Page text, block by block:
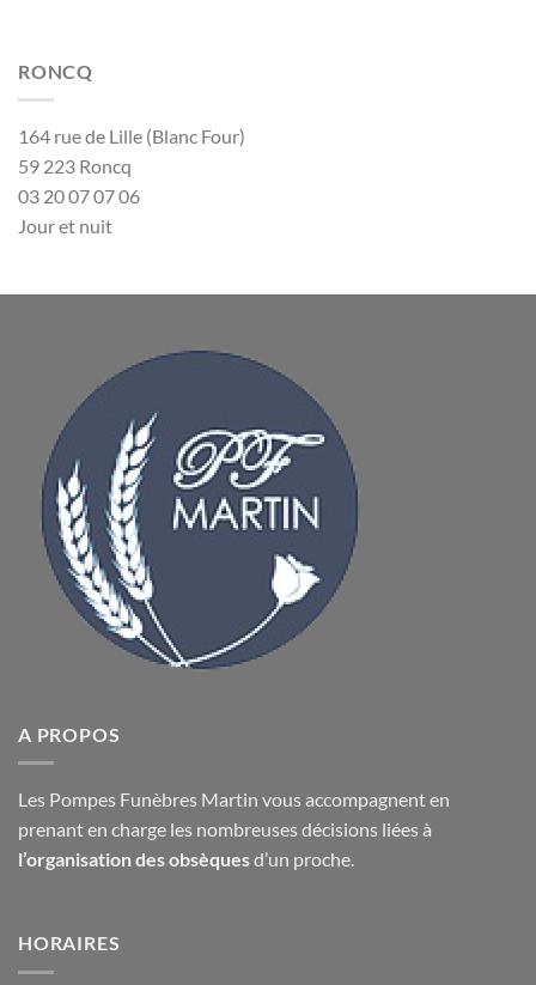
RONCQ
164 rue de Lille (Blanc Four)
59 223 Roncq
03 20 07 07 06
Jour et nuit
A PROPOS
Les Pompes Funèbres Martin vous accompagnent en
prenant en charge les nombreuses décisions liées à
l’organisation des obsèquesd’un proche.
HORAIRES